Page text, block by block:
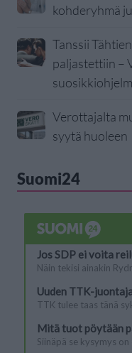
kohderyhmä
Tanssii
paljastettiin –
Verottajalta
syytä huoleen
Suomi24